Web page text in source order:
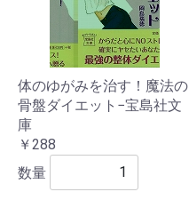
体のゆがみを治す！魔法の
骨盤ダイエット−宝島社文
庫
￥288
数量